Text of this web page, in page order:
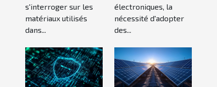
s'interroger sur les
matériaux utilisés
dans...
électroniques, la
nécessité d'adopter
des...